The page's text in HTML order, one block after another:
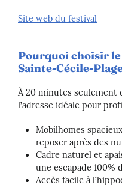
Site web du festival
Pourquoi choisir
Sainte-Cécile-
À 20 minutes seulement
l’adresse idéale pour
Mobilhomes
reposer après des
Cadre naturel et
une escapade 100%
Accès facile à